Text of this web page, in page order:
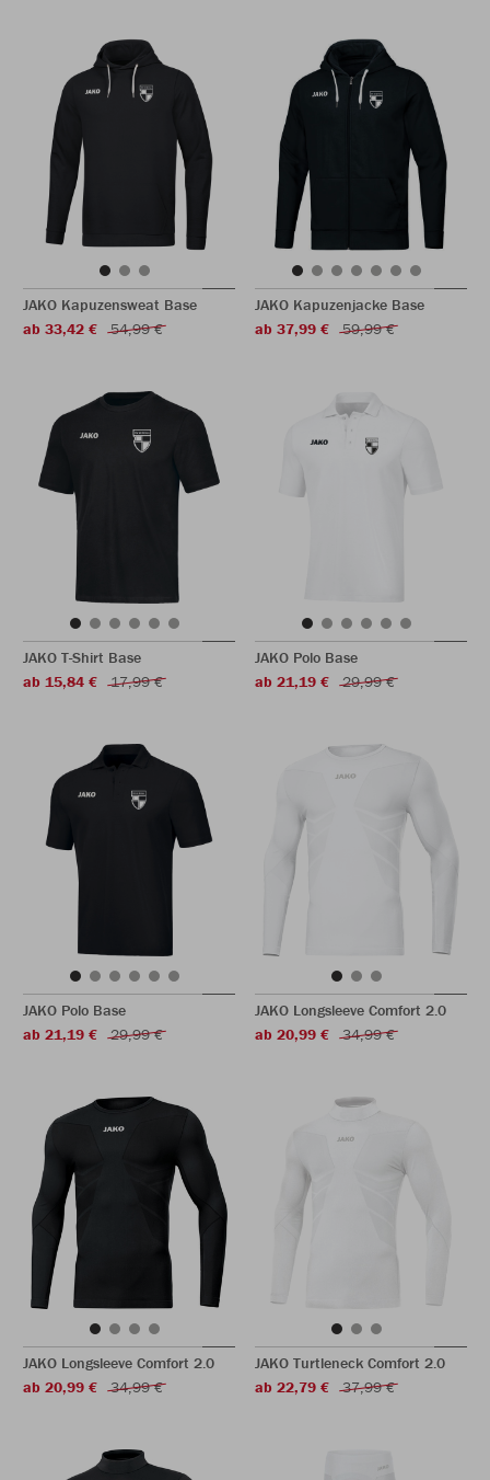
JAKO Kapuzensweat Base
ab 33,42 €
54,99 €
JAKO Kapuzenjacke Base
ab 37,99 €
59,99 €
JAKO T-Shirt Base
ab 15,84 €
17,99 €
JAKO Polo Base
ab 21,19 €
29,99 €
JAKO Polo Base
ab 21,19 €
29,99 €
JAKO Longsleeve Comfort 2.0
ab 20,99 €
34,99 €
JAKO Longsleeve Comfort 2.0
ab 20,99 €
34,99 €
JAKO Turtleneck Comfort 2.0
ab 22,79 €
37,99 €